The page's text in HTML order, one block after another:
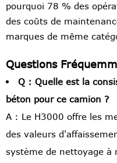
pourquoi 78 % des
des coûts de
marques de même
Questions
Q : Quelle est la
béton pour ce camion ?
A : Le H3000 offre les
des valeurs
système de nettoyage à